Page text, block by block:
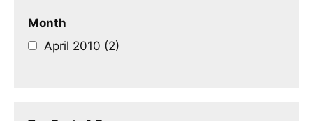
Month
April 2010 (2)